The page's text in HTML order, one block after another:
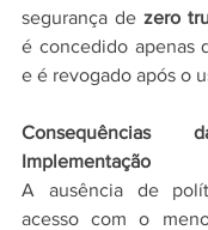
segurança de zero
é concedido apenas
e é revogado após o
Implementação
A ausência de
acesso com o